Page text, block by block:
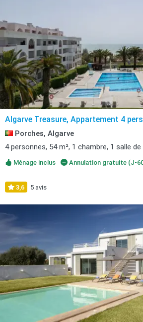
Algarve Treasure, Appartement 4
Porches, Algarve
4 personnes, 54 m², 1 chambre, 1 salle de
Ménage inclus Annulation gratuite (J-
3,6 5 avis